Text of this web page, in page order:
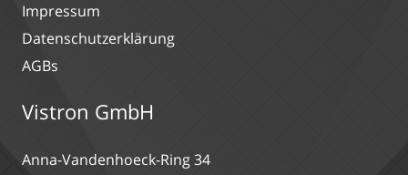
Impressum
Datenschutzerklärung
AGBs
Vistron GmbH
Anna-Vandenhoeck-Ring 34